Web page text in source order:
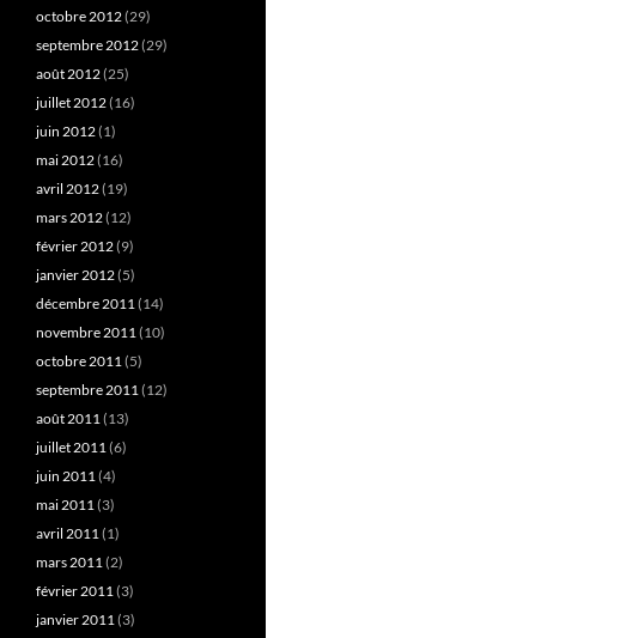
octobre 2012(29)
septembre 2012(29)
août 2012(25)
juillet 2012(16)
juin 2012(1)
mai 2012(16)
avril 2012(19)
mars 2012(12)
février 2012(9)
janvier 2012(5)
décembre 2011(14)
novembre 2011(10)
octobre 2011(5)
septembre 2011(12)
août 2011(13)
juillet 2011(6)
juin 2011(4)
mai 2011(3)
avril 2011(1)
mars 2011(2)
février 2011(3)
janvier 2011(3)